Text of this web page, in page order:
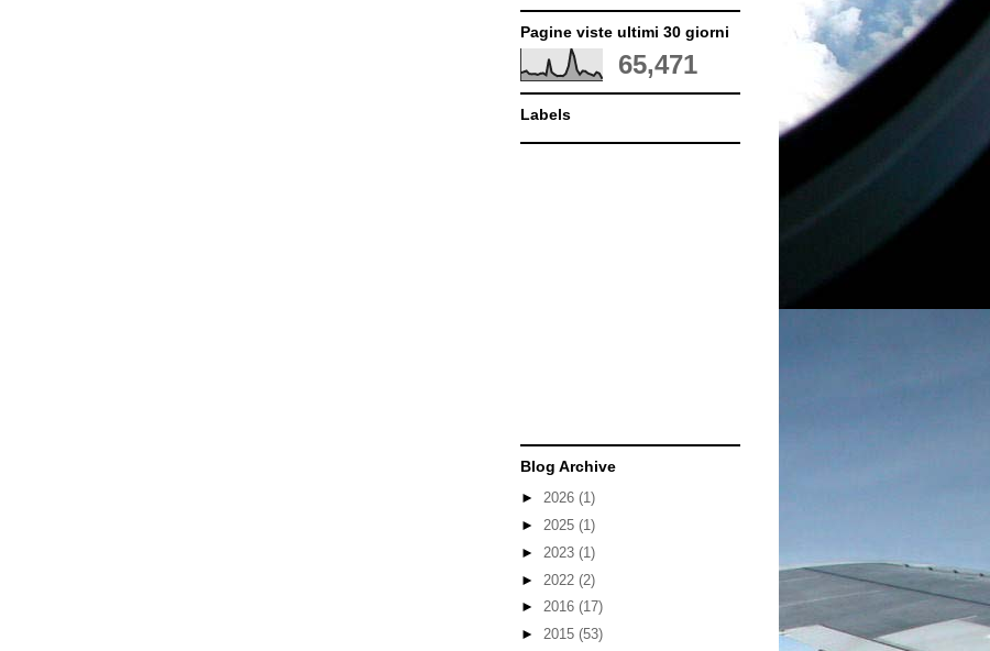
Pagine viste ultimi 30 giorni
65,471
Labels
Blog Archive
► 2026 (1)
► 2025 (1)
► 2023 (1)
► 2022 (2)
► 2016 (17)
► 2015 (53)